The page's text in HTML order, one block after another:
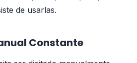
de usarlas.
Constante